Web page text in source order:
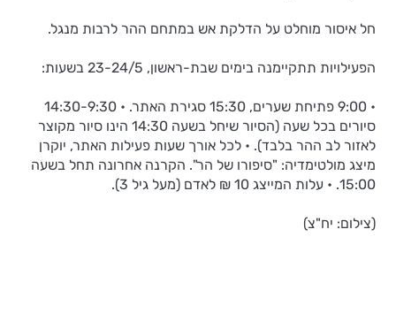
חל איסור מוחלט על הדלקת אש במתחם ההר לרבות מנגל.
הפעילויות תתקיימנה בימים שבת-ראשון, 23-24/5 בשעות:
• 9:00 פתיחת שערים, 15:30 סגירת האתר. • 14:30-9:30
סיורים בכל שעה (הסיור שיחל בשעה 14:30 הינו סיור מקוצר
לאזור לב ההר בלבד). • לכל אורך שעות פעילות האתר, יוקרן
מיצג מולטימדיה: "סיפורו של הר". הקרנה אחרונה תחל בשעה
15:00. • עלות המייצג 10 ₪ לאדם (מעל גיל 3).
(צילום: יח"צ)